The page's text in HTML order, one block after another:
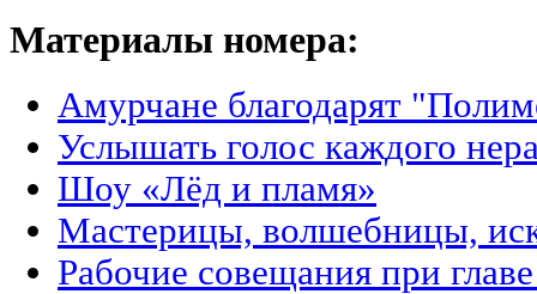
Материалы номера:
Амурчане благодарят
Услышать голос каждого
Шоу «Лёд и пламя»
Мастерицы, волшебницы,
Рабочие совещания при